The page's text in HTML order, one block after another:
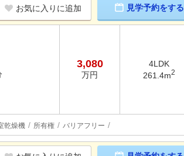
お気に入りに追加 見学予約をする
3,080
万円
4LDK
261.4m2
乾燥機 所有権 バリアフリー